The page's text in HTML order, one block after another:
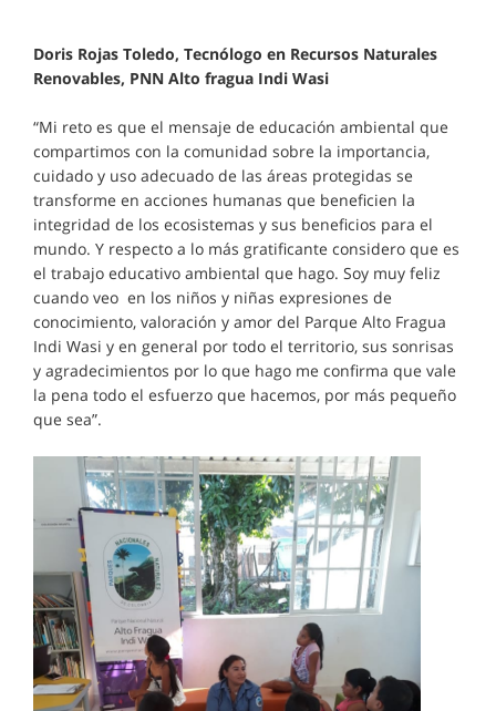
Doris Rojas Toledo, Tecnólogo en Recursos Naturales
Renovables, PNN Alto fragua Indi Wasi
“Mi reto es que el mensaje de educación ambiental que
compartimos con la comunidad sobre la importancia,
cuidado y uso adecuado de las áreas protegidas se
transforme en acciones humanas que beneficien la
integridad de los ecosistemas y sus beneficios para el
mundo. Y respecto a lo más gratificante considero que es
el trabajo educativo ambiental que hago. Soy muy feliz
cuando veo en los niños y niñas expresiones de
conocimiento, valoración y amor del Parque Alto Fragua
Indi Wasi y en general por todo el territorio, sus sonrisas
y agradecimientos por lo que hago me confirma que vale
la pena todo el esfuerzo que hacemos, por más pequeño
que sea”.